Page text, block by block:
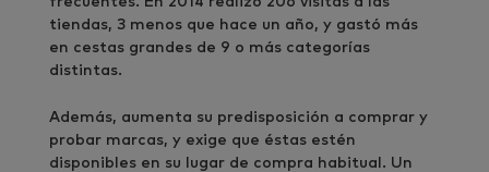
tiendas, 3 menos que hace un año, y gastó más
en cestas grandes de 9 o más categorías
distintas.
Además, aumenta su predisposición a comprar y
probar marcas, y exige que éstas estén
disponibles en su lugar de compra habitual. Un